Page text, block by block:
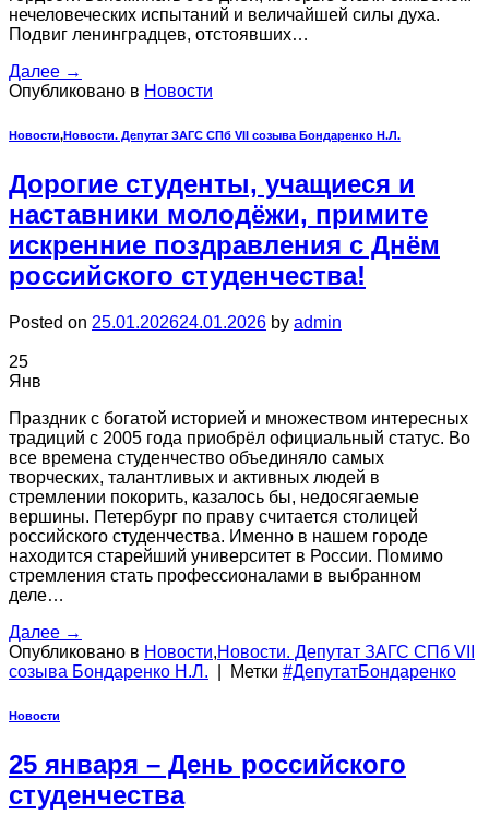
нечеловеческих испытаний и величайшей силы духа.
Подвиг ленинградцев, отстоявших…
Далее →
Опубликовано в Новости
Новости,Новости. Депутат ЗАГС СПб VII созыва Бондаренко Н.Л.
Дорогие студенты, учащиеся и
наставники молодёжи, примите
искренние поздравления с Днём
российского студенчества!
Posted on 25.01.202624.01.2026 by admin
25
Янв
Праздник с богатой историей и множеством интересных
традиций с 2005 года приобрёл официальный статус. Во
все времена студенчество объединяло самых
творческих, талантливых и активных людей в
стремлении покорить, казалось бы, недосягаемые
вершины. Петербург по праву считается столицей
российского студенчества. Именно в нашем городе
находится старейший университет в России. Помимо
стремления стать профессионалами в выбранном
деле…
Далее →
Опубликовано в Новости,Новости. Депутат ЗАГС СПб VII
созыва Бондаренко Н.Л.
Метки #ДепутатБондаренко
Новости
25 января – День российского
студенчества